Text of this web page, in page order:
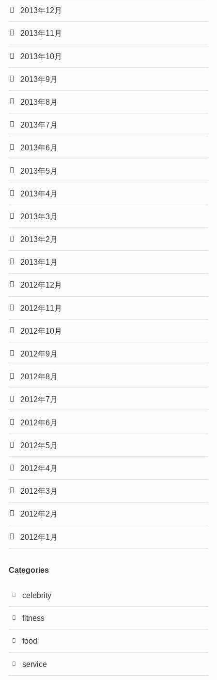
2013年12月
2013年11月
2013年10月
2013年9月
2013年8月
2013年7月
2013年6月
2013年5月
2013年4月
2013年3月
2013年2月
2013年1月
2012年12月
2012年11月
2012年10月
2012年9月
2012年8月
2012年7月
2012年6月
2012年5月
2012年4月
2012年3月
2012年2月
2012年1月
Categories
celebrity
fitness
food
service